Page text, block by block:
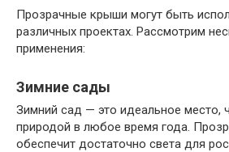
Прозрачные крыши могут быть
различных проектах. Рассмотрим
применения:
Зимние сады
Зимний сад — это идеальное место,
природой в любое время года.
обеспечит достаточно света для